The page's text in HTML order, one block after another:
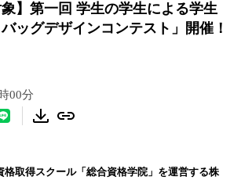
象】第一回 学生の学生による学生
ッグデザインコンテスト」開催！
00分
格取得スクール「総合資格学院」を運営する株